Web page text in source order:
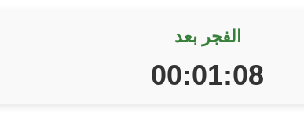
الفجر بعد
00:01:08